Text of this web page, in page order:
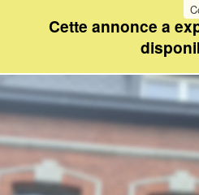
Cette annonce a